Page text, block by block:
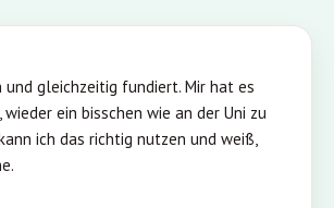
und gleichzeitig fundiert. Mir hat es
wieder ein bisschen wie an der Uni zu
ich das richtig nutzen und weiß,